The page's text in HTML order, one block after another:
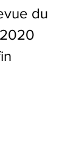
du